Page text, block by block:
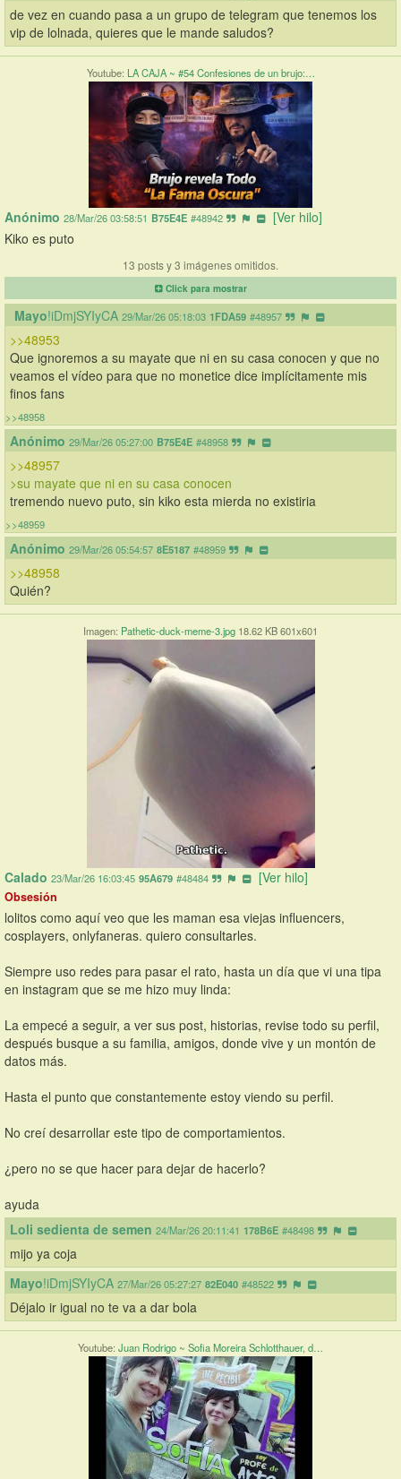
de vez en cuando pasa a un grupo de telegram que tenemos los
vip de lolnada, quieres que le mande saludos?
Youtube: LA CAJA ~ #54 Confesiones de un brujo:…
Anónimo 28/Mar/26 03:58:51 B75E4E #48942
[Ver hilo]
Kiko es puto
13 posts y 3 imágenes omitidos.
Click para mostrar
Mayo!iDmjSYIyCA 29/Mar/26 05:18:03 1FDA59 #48957
>>48953
Que ignoremos a su mayate que ni en su casa conocen y que no
veamos el vídeo para que no monetice dice implícitamente mis
finos fans
>>48958
Anónimo 29/Mar/26 05:27:00 B75E4E #48958
>>48957
>su mayate que ni en su casa conocen
tremendo nuevo puto, sin kiko esta mierda no existiria
>>48959
Anónimo 29/Mar/26 05:54:57 8E5187 #48959
>>48958
Quién?
Imagen: Pathetic-duck-meme-3.jpg 18.62 KB 601x601
Calado 23/Mar/26 16:03:45 95A679 #48484 [Ver hilo]
Obsesión
lolitos como aquí veo que les maman esa viejas influencers,
cosplayers, onlyfaneras. quiero consultarles.
Siempre uso redes para pasar el rato, hasta un día que vi una tipa
en instagram que se me hizo muy linda:
La empecé a seguir, a ver sus post, historias, revise todo su perfil,
después busque a su familia, amigos, donde vive y un montón de
datos más.
Hasta el punto que constantemente estoy viendo su perfil.
No creí desarrollar este tipo de comportamientos.
¿pero no se que hacer para dejar de hacerlo?
ayuda
Loli sedienta de semen 24/Mar/26 20:11:41 178B6E #48498
mijo ya coja
Mayo!iDmjSYIyCA 27/Mar/26 05:27:27 82E040 #48522
Déjalo ir igual no te va a dar bola
Youtube: Juan Rodrigo ~ Sofia Moreira Schlotthauer, d…